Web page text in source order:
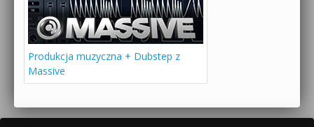
Produkcja muzyczna + Dubstep z
Massive